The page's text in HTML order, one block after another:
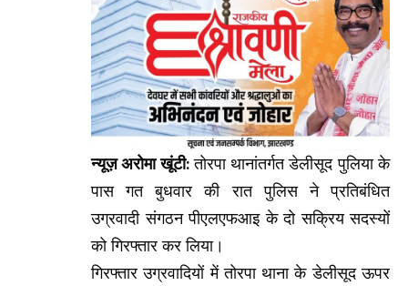
न्यूज़ अरोमा खूंटी:तोरपा थानांतर्गत डेलीसूद पुलिया के
पास गत बुधवार की रात पुलिस ने प्रतिबंधित
उग्रवादी संगठन पीएलएफआइ के दो सक्रिय सदस्यों
को गिरफ्तार कर लिया।
गिरफ्तार उग्रवादियों में तोरपा थाना के डेलीसूद ऊपर